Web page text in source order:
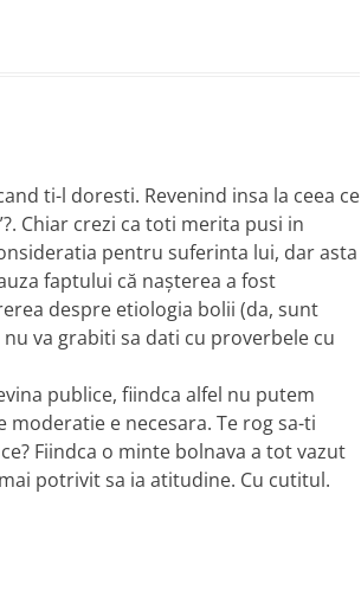
ti-l doresti. Revenind insa la ceea ce
Chiar crezi ca toti merita pusi in
pentru suferinta lui, dar asta
faptului că naşterea a fost
despre etiologia bolii (da, sunt
va grabiti sa dati cu proverbele cu
publice, fiindca alfel nu putem
moderatie e necesara. Te rog sa-ti
Fiindca o minte bolnava a tot vazut
potrivit sa ia atitudine. Cu cutitul.